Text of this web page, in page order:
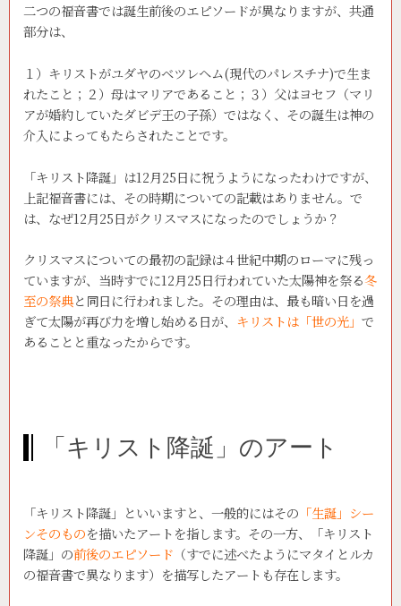
二つの福音書では誕生前後のエピソードが異なりますが、共通
部分は、
１）キリストがユダヤのベツレヘム(現代のパレスチナ)で生ま
れたこと；２）母はマリアであること；３）父はヨセフ（マリ
アが婚約していたダビデ王の子孫）ではなく、その誕生は神の
介入によってもたらされたことです。
「キリスト降誕」は12月25日に祝うようになったわけですが、
上記福音書には、その時期についての記載はありません。で
は、なぜ12月25日がクリスマスになったのでしょうか？
クリスマスについての最初の記録は４世紀中期のローマに残っ
ていますが、当時すでに12月25日行われていた太陽神を祭る冬
至の祭典と同日に行われました。その理由は、最も暗い日を過
ぎて太陽が再び力を増し始める日が、 キリストは「世の光」 で
あることと重なったからです。
「キリスト降誕」のアート
「キリスト降誕」といいますと、一般的にはその 「生誕」シー
ンそのものを描いたアートを指します。その一方、「キリスト
降誕」の前後のエピソード （すでに述べたようにマタイとルカ
の福音書で異なります）を描写したアートも存在します。